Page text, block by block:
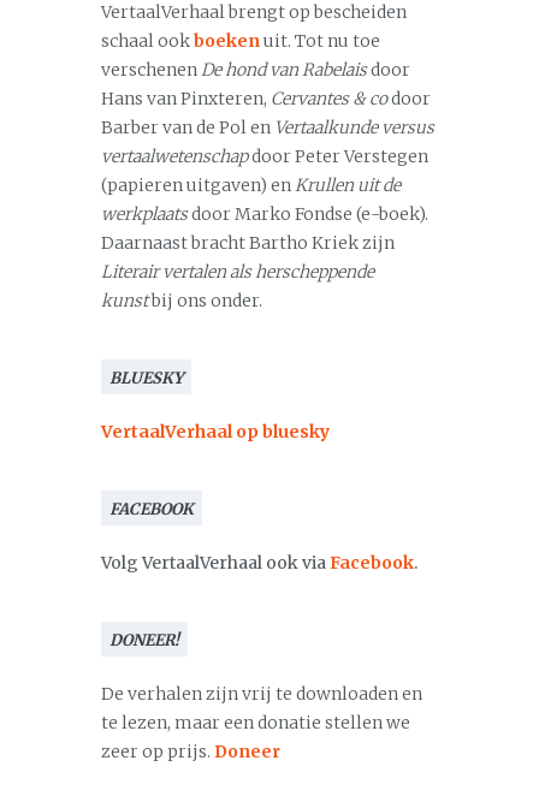
VertaalVerhaal brengt op bescheiden
schaal ookboekenuit. Tot nu toe
verschenenDe hond van Rabelaisdoor
Hans van Pinxteren, Cervantes & codoor
Barber van de Pol en Vertaalkunde versus
vertaalwetenschapdoor Peter Verstegen
(papieren uitgaven) enKrullen uit de
werkplaatsdoor Marko Fondse (e-boek).
Daarnaast bracht Bartho Kriek zijn
Literair vertalen als herscheppende
kunstbij ons onder.
BLUESKY
VertaalVerhaal op bluesky
FACEBOOK
Volg VertaalVerhaal ook viaFacebook.
DONEER!
De verhalen zijn vrij te downloaden en
te lezen, maar een donatie stellen we
zeer op prijs. Doneer